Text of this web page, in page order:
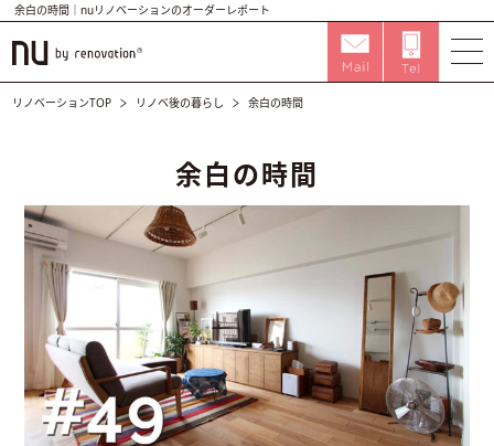
余白の時間｜nuリノベーションのオーダーレポート
リノベーションTOP リノベ後の暮らし 余白の時間
余白の時間